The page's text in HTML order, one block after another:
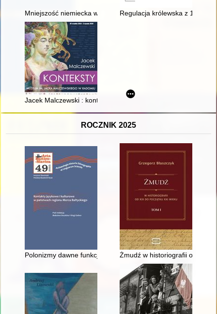
Mniejszość niemiecka w faktach i liczbachRegulacja królewska z 1723
Jacek Malczewski : konteksty
ROCZNIK 2025
Polonizmy dawne funkcjonujące w rosyjskiej gwarze
Żmudź w historiografii od XIX